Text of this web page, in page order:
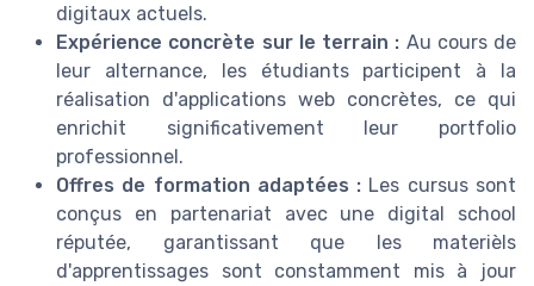
digitaux actuels.
Expérience concrète sur le terrain : Au cours de
leur alternance, les étudiants participent à la
réalisation d'applications web concrètes, ce qui
enrichit significativement leur portfolio
professionnel.
Offres de formation adaptées : Les cursus sont
conçus en partenariat avec une digital school
réputée, garantissant que les materièls
d'apprentissages sont constamment mis à jour